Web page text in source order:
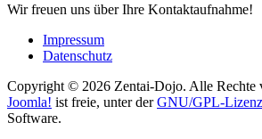
Wir freuen uns über Ihre Kontaktaufnahme!
Impressum
Datenschutz
Copyright © 2026 Zentai-Dojo. Alle Rechte
Joomla! ist freie, unter derGNU/GPL-Lizenz
Software.